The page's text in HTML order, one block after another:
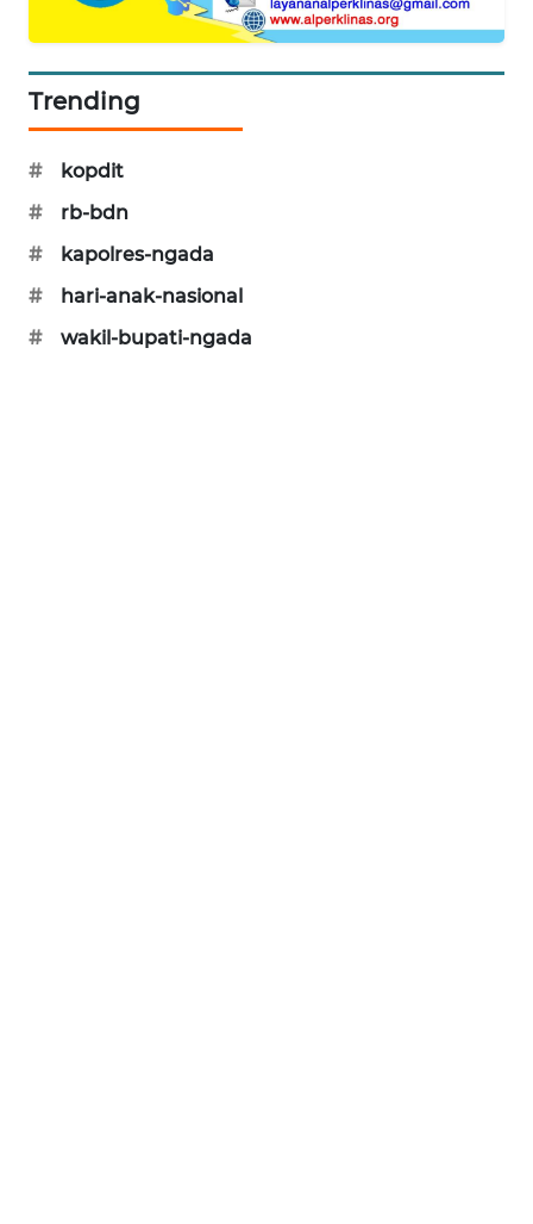
Trending
#
kopdit
#
rb-bdn
#
kapolres-ngada
#
hari-anak-nasional
#
wakil-bupati-ngada
HUMBANG
NEWS
GARONGGANG
NEWS
FISUELRI
ID
ENERGI